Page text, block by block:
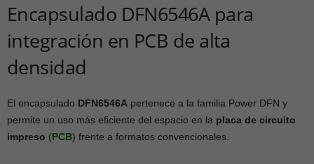
Encapsulado DFN6546A para
integración en PCB de alta
densidad
El encapsulado DFN6546A pertenece a la familia Power DFN y
permite un uso más eficiente del espacio en la placa de circuito
impreso (PCB) frente a formatos convencionales.